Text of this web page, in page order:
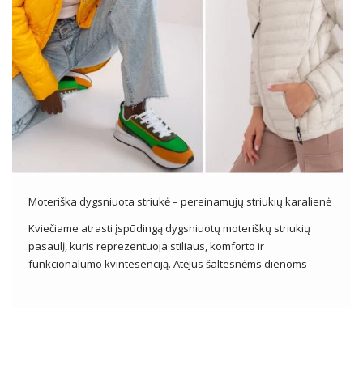
Moteriška dygsniuota striukė – pereinamųjų striukių karalienė
Kviečiame atrasti įspūdingą dygsniuotų moteriškų striukių
pasaulį, kuris reprezentuoja stiliaus, komforto ir
funkcionalumo kvintesenciją. Atėjus šaltesnėms dienoms